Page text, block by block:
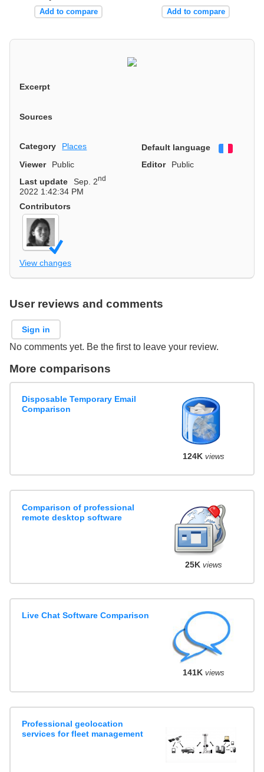
Add to compare Add to compare
Excerpt
Sources
Category Places Default language
Viewer
Public Editor
Public
Last update
Sep. 2nd
2022 1:42:34 PM
Contributors
View changes
User reviews and comments
Sign in
No comments yet. Be the first to leave your review.
More comparisons
Disposable Temporary Email
Comparison
124K views
Comparison of professional
remote desktop software
25K views
Live Chat Software Comparison
141K views
Professional geolocation
services for fleet management